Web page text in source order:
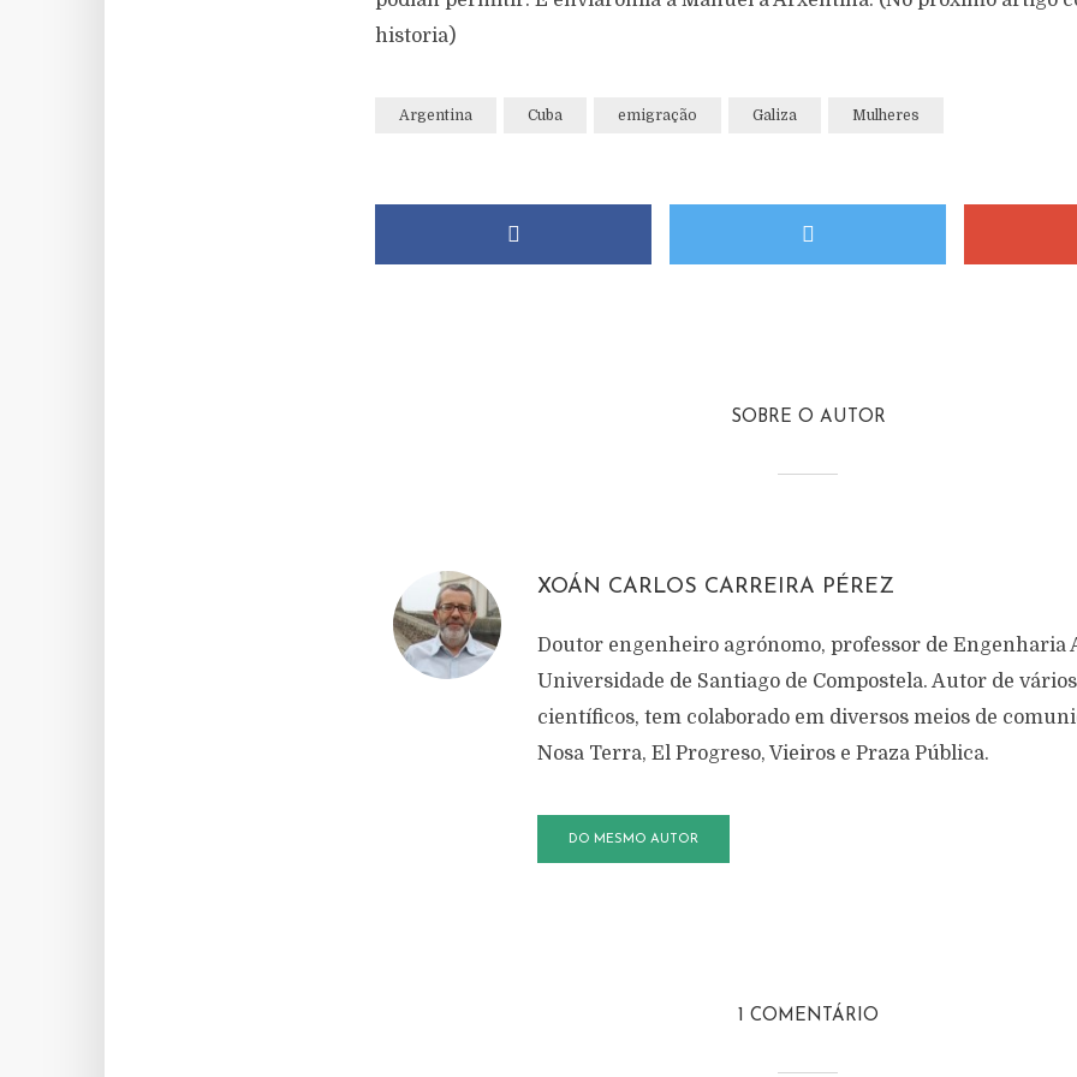
historia)
Argentina Cuba emigração Galiza Mulheres
SOBRE O AUTOR
XOÁN CARLOS CARREIRA PÉREZ
Doutor engenheiro agrónomo, professor de Engenharia
Universidade de Santiago de Compostela. Autor de
científicos, tem colaborado em diversos meios de
Nosa Terra, El Progreso, Vieiros e Praza Pública.
DO MESMO AUTOR
1 COMENTÁRIO